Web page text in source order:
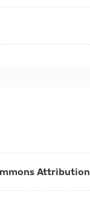
Attribution